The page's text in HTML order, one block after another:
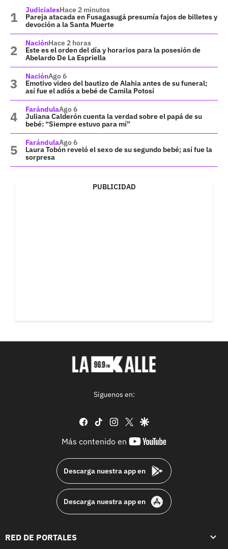
JudicialesHace 2 minutos
Pareja atacada en Fusagasugá presumía fajos de billetes y
devoción a la Santa Muerte
NaciónHace 2 horas
Este es el orden del día y horarios para la posesión de
Abelardo De La Espriella
NaciónAgo 6
Emotivo video del bautizo de Alahia antes de su funeral;
así fue el adiós a bebé de Camila Potosí
FarándulaAgo 6
Juliana Calderón cuenta la verdad sobre el papá de su
bebé: “Siempre estuvo para mí”
FarándulaAgo 6
Laura Tobón reveló el sexo de su segundo bebé; así fue la
sorpresa
PUBLICIDAD
Síguenos en:
facebook
tiktok instagram
twittergoogle
Más contenido en
youtube-
Descarga nuestra app en
Descarga nuestra app en
RED DE PORTALES